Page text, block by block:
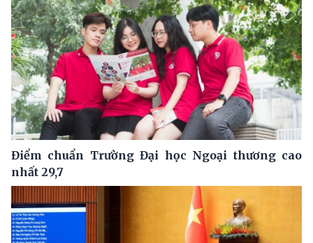
Điểm chuẩn Trường Đại học Ngoại thương cao
nhất 29,7